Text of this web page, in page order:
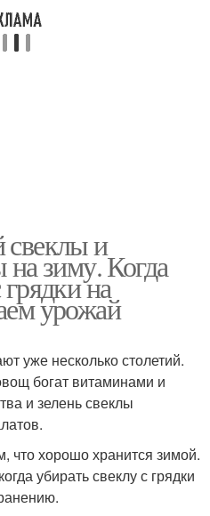
свеклы и
на зиму. Когда
на
урожай
уже несколько столетий.
богат витаминами и
и зелень свеклы
что хорошо хранится зимой.
убирать свеклу с грядки